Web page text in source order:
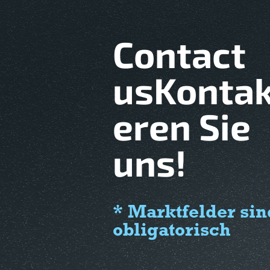
Contact
eren Sie
uns!
* Marktfelder
obligatorisch